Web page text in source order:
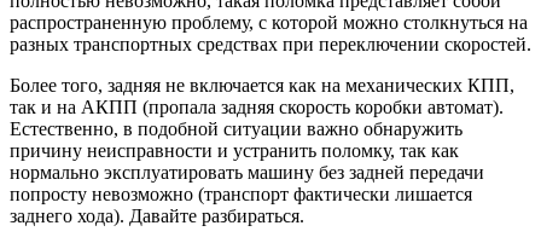
распространенную проблему, с которой можно столкнуться на
разных транспортных средствах при переключении скоростей.
Более того, задняя не включается как на механических КПП,
так и на АКПП (пропала задняя скорость коробки автомат).
Естественно, в подобной ситуации важно обнаружить
причину неисправности и устранить поломку, так как
нормально эксплуатировать машину без задней передачи
попросту невозможно (транспорт фактически лишается
заднего хода). Давайте разбираться.